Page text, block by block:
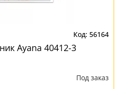
56164
Ayana 40412-3
Под заказ